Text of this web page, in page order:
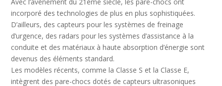
incorporé des technologies de plus en plus sophistiquées.
D’ailleurs, des capteurs pour les systèmes de freinage
d’urgence, des radars pour les systèmes d’assistance à la
conduite et des matériaux à haute absorption d’énergie sont
devenus des éléments standard.
Les modèles récents, comme la Classe S et la Classe E,
intègrent des pare-chocs dotés de capteurs ultrasoniques